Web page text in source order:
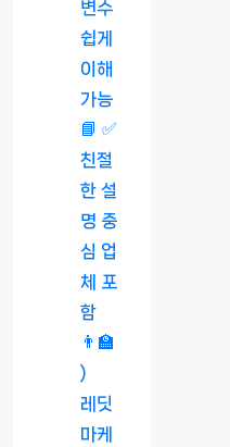
변수
쉽게
이해
가능
📘 ✅
친절
한 설
명 중
심 업
체 포
함
👨‍🏫
)
레딧
마케